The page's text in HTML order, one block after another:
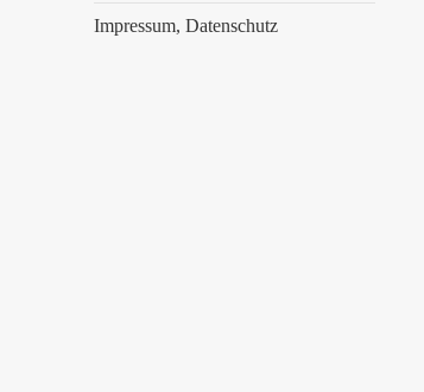
Impressum, Datenschutz